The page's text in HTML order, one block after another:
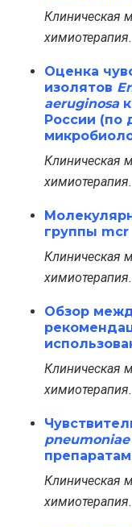
Клиническая
Оценка
изолятов
aeruginosaк
России (по
Клиническая
группы mcr
Клиническая
Обзор
Клиническая
pneumoniae
Клиническая